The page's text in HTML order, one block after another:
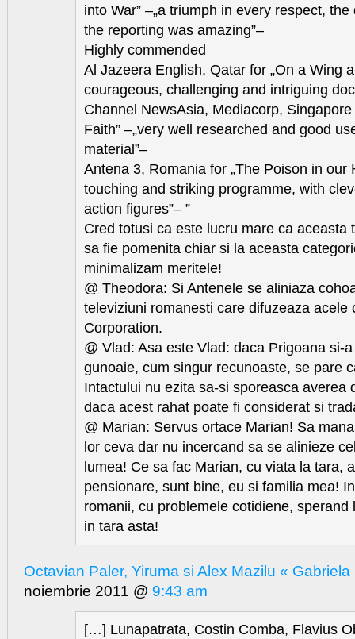
into War” –„a triumph in every respect,
the reporting was amazing”–
Highly commended
Al Jazeera English, Qatar for „On a Wing
courageous, challenging and intriguing
Channel NewsAsia, Mediacorp, Singapore
Faith” –„very well researched and good
material”–
Antena 3, Romania for „The Poison in our
touching and striking programme, with
action figures”– ”
Cred totusi ca este lucru mare ca aceasta
sa fie pomenita chiar si la aceasta
minimalizam meritele!
@ Theodora: Si Antenele se aliniaza
televiziuni romanesti care difuzeaza acele
Corporation.
@ Vlad: Asa este Vlad: daca Prigoana si-
gunoaie, cum singur recunoaste, se pare
Intactului nu ezita sa-si sporeasca
daca acest rahat poate fi considerat si
@ Marian: Servus ortace Marian! Sa
lor ceva dar nu incercand sa se alinieze
lumea! Ce sa fac Marian, cu viata la tara,
pensionare, sunt bine, eu si familia mea!
romanii, cu problemele cotidiene, sperand
in tara asta!
Octavian Paler, Yiruma si Alex Mazilu « Gabriela
noiembrie 2011 @ 9:43 am
[…] Lunapatrata, Costin Comba, Flavius